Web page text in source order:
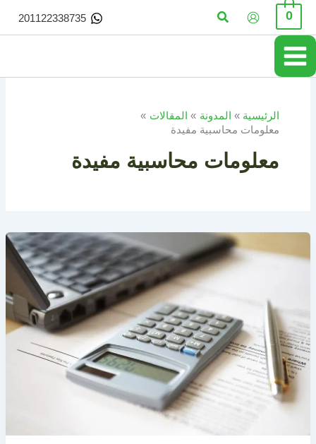
تخطي
المحتوى
0 البحث 201122338735
الرئيسية المدونة
المقالات
معلومات محاسبية مفيدة
معلومات محاسبية مفيدة